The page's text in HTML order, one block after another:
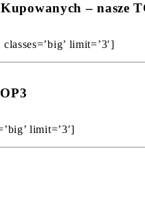
– nasze
limit=’3′]
limit=’3′]